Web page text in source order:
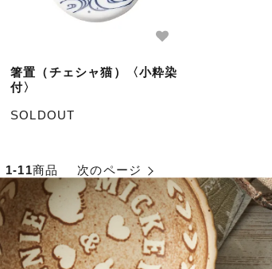
箸置（チェシャ猫）〈小粋染
付〉
SOLDOUT
1-11商品 次のページ